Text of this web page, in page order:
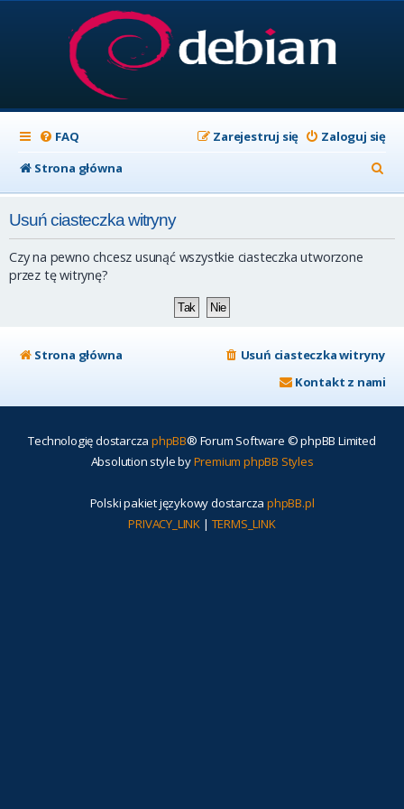
FAQ Zaloguj się
Zarejestruj się
Strona główna
z
Usuń ciasteczka witryny
Czy na pewno chcesz usunąć wszystkie ciasteczka utworzone
przez tę witrynę?
Strona główna
Usuń ciasteczka witryny
Kontakt z nami
Technologię dostarcza phpBB® Forum Software © phpBB Limited
Absolution style byPremium phpBB Styles
Polski pakiet językowy dostarcza phpBB.pl
PRIVACY_LINK | TERMS_LINK